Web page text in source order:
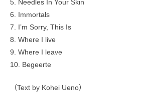
5. Needles In Your Skin
6. Immortals
7. I’m Sorry, This Is
8. Where I live
9. Where I leave
10. Begeerte
（Text by Kohei Ueno）